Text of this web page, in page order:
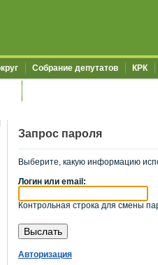
Собрание депутатов КРК
Запрос пароля
Выберите, какую информацию
Логин или email:
Контрольная строка для смены
Авторизация